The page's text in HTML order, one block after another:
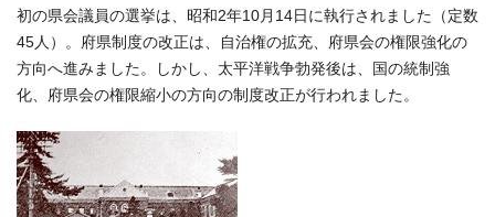
初の県会議員の選挙は、昭和2年10月14日に執行されました（定数
45人）。府県制度の改正は、自治権の拡充、府県会の権限強化の
方向へ進みました。しかし、太平洋戦争勃発後は、国の統制強
化、府県会の権限縮小の方向の制度改正が行われました。